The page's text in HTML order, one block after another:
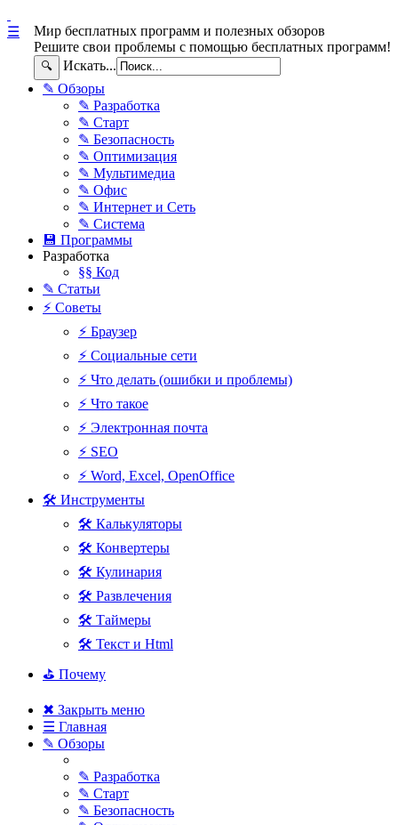
Мир бесплатных программ и полезных обзоров
Решите свои проблемы с помощью бесплатных программ!
🔍 Искать...
☰
✎ Обзоры
✎ Разработка
✎ Старт
✎ Безопасность
✎ Оптимизация
✎ Мультимедиа
✎ Офис
✎ Интернет и Сеть
✎ Система
💾 Программы
Разработка
§§ Код
✎ Статьи
⚡ Советы
⚡ Браузер
⚡ Социальные сети
⚡ Что делать (ошибки и проблемы)
⚡ Что такое
⚡ Электронная почта
⚡ SEO
⚡ Word, Excel, OpenOffice
🛠 Инструменты
🛠 Калькуляторы
🛠 Конвертеры
🛠 Кулинария
🛠 Развлечения
🛠 Таймеры
🛠 Текст и Html
⛳ Почему
✖ Закрыть меню
☰ Главная
✎ Обзоры
✎ Разработка
✎ Старт
✎ Безопасность